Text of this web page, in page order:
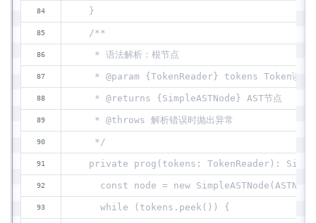
  }
  /**
   * 语法解析：根节点
* @param {TokenReader} tokens Token读取
   * @returns {SimpleASTNode} AST节点
   * @throws 解析错误时抛出异常
   */
private prog(tokens: TokenReader):
const node = new
    while (tokens.peek()) {